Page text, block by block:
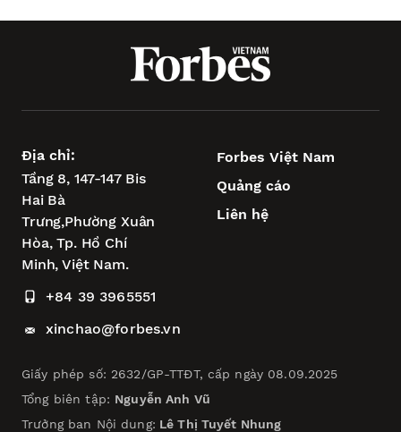
Địa chỉ:
Tầng 8, 147-147 Bis
Hai Bà
Trưng,Phường Xuân
Hòa,Tp. Hồ Chí
Minh, Việt Nam.
+84 39 3965551
xinchao@forbes.vn
Forbes Việt Nam
Quảng cáo
Liên hệ
Giấy phép số: 2632/GP-TTĐT, cấp ngày 08.09.2025
Tổng biên tập: Nguyễn Anh Vũ
Trưởng ban Nội dung: Lê Thị Tuyết Nhung